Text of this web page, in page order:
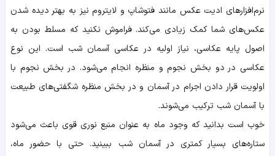
نرم‌افزارهای ادیت عکس مانند فتوشاپ و لایتروم نیز به بهتر دیده شدن
عکس‌های شما کمک زیادی می‌کند. فراموش نکنید که مسلط بودن به
اصول پایه عکاسی، نیاز اولیه در عکاسی آسمان شب است. این نوع
عکاسی در دو بخش نجوم و منظره انجام می‌شود. در بخش نجوم با
اولویت قرار دادن اجرام در آسمان و در بخش منظره شگفتی‌های طبیعت
با آسمان شب ترکیب می‌شوند.
خوب است بدانید که وجود ماه به عنوان منبع نوری قوی باعث می‌شود
ستاره‌های بسیار کمتری در آسمان شب ببینید. حتی با حضور ماه،